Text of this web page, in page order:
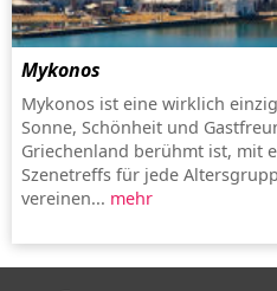
Mykonos
Mykonos ist eine wirklich
Sonne, Schönheit und
Griechenland berühmt ist, mit
Szenetreffs für jede
vereinen... mehr